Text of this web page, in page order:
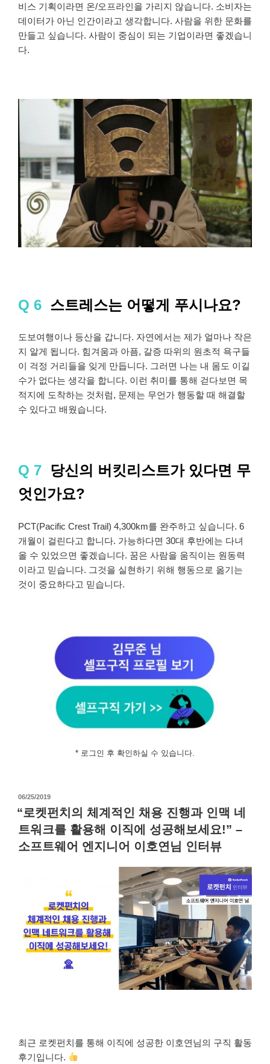
비스 기획이라면 온/오프라인을 가리지 않습니다. 소비자는
데이터가 아닌 인간이라고 생각합니다. 사람을 위한 문화를
만들고 싶습니다. 사람이 중심이 되는 기업이라면 좋겠습니
다.
Q 6 스트레스는 어떻게 푸시나요?
도보여행이나 등산을 갑니다. 자연에서는 제가 얼마나 작은
지 알게 됩니다. 힘겨움과 아픔, 갈증 따위의 원초적 욕구들
이 걱정 거리들을 잊게 만듭니다. 그러면 나는 내 몸도 이길
수가 없다는 생각을 합니다. 이런 취미를 통해 걷다보면 목
적지에 도착하는 것처럼, 문제는 무언가 행동할 때 해결할
수 있다고 배웠습니다.
Q 7 당신의 버킷리스트가 있다면 무
엇인가요?
PCT(Pacific Crest Trail) 4,300km를 완주하고 싶습니다. 6
개월이 걸린다고 합니다. 가능하다면 30대 후반에는 다녀
올 수 있었으면 좋겠습니다. 꿈은 사람을 움직이는 원동력
이라고 믿습니다. 그것을 실현하기 위해 행동으로 옮기는
것이 중요하다고 믿습니다.
* 로그인 후 확인하실 수 있습니다.
작
성
일
자
06/25/2019
“로켓펀치의 체계적인 채용 진행과 인맥 네
트워크를 활용해 이직에 성공해보세요!” –
소프트웨어 엔지니어 이호연님 인터뷰
최근 로켓펀치를 통해 이직에 성공한 이호연님의 구직 활동
후기입니다.